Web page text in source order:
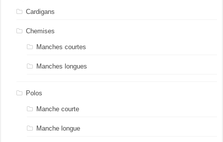
Cardigans
Chemises
Manches courtes
Manches longues
Polos
Manche courte
Manche longue